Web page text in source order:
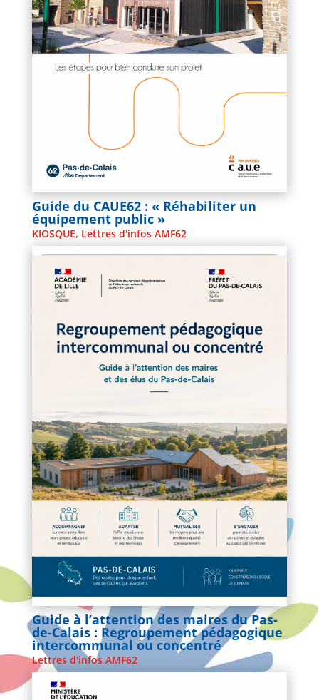
Guide du CAUE62 : « Réhabiliter un
équipement public »
KIOSQUE, Lettres d'infos AMF62
Guide à l’attention des maires du Pas-
de-Calais : Regroupement pédagogique
intercommunal ou concentré
Lettres d'infos AMF62